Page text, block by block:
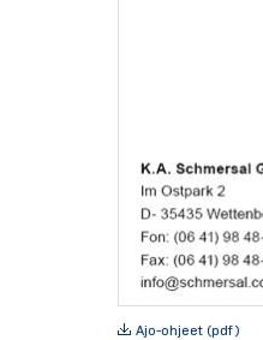
Ajo-ohjeet (pdf)